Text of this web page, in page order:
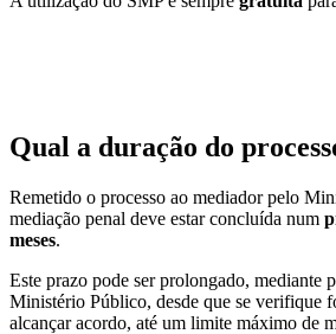
Qual a duração do
Remetido o processo ao mediador pelo
mediação penal deve estar concluída num
meses.
Este prazo pode ser prolongado, mediante
Ministério Público, desde que se verifique
alcançar acordo, até um limite máximo de